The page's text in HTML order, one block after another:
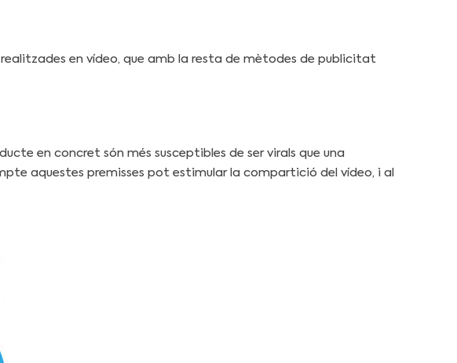
en vídeo, que amb la resta de mètodes de publicitat
en concret són més susceptibles de ser virals que una
aquestes premisses pot estimular la compartició del vídeo, i al